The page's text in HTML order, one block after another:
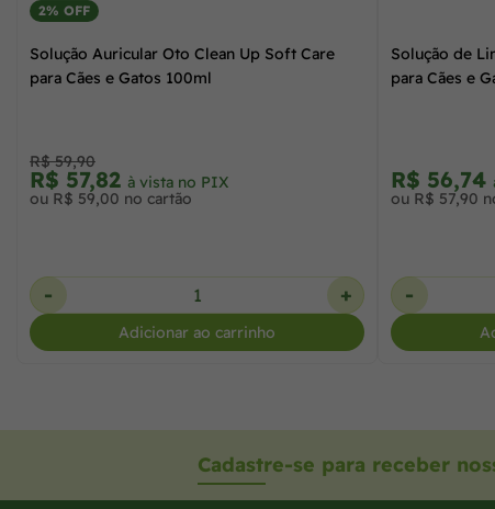
2% OFF
Solução Auricular Oto Clean Up Soft Care
para Cães e Gatos 100ml
R$ 59,90
R$ 57,82 à vista no PIX
ou R$ 59,00 no cartão
- +
Adicionar ao carrinho
Solução de
para Cães e
R$ 56,74
ou R$ 57,90
-
Cadastre-se para receber